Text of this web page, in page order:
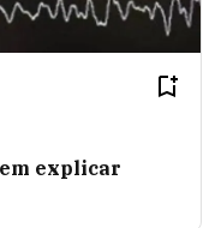
explicar